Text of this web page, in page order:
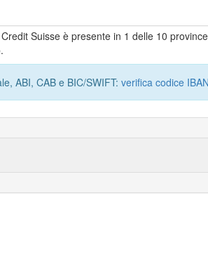
Suisse è presente in 1 delle 10
ABI, CAB e BIC/SWIFT: verifica codice IBAN